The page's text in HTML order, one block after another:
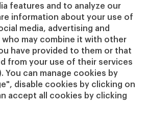
features and to analyze our
information about your use of
media, advertising and
may combine it with other
have provided to them or that
from your use of their services
). You can manage cookies by
disable cookies by clicking on
accept all cookies by clicking